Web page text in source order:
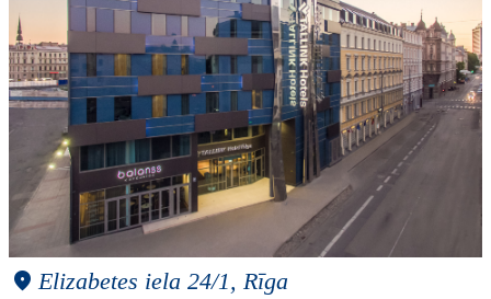
Elizabetes iela 24/1, Rīga